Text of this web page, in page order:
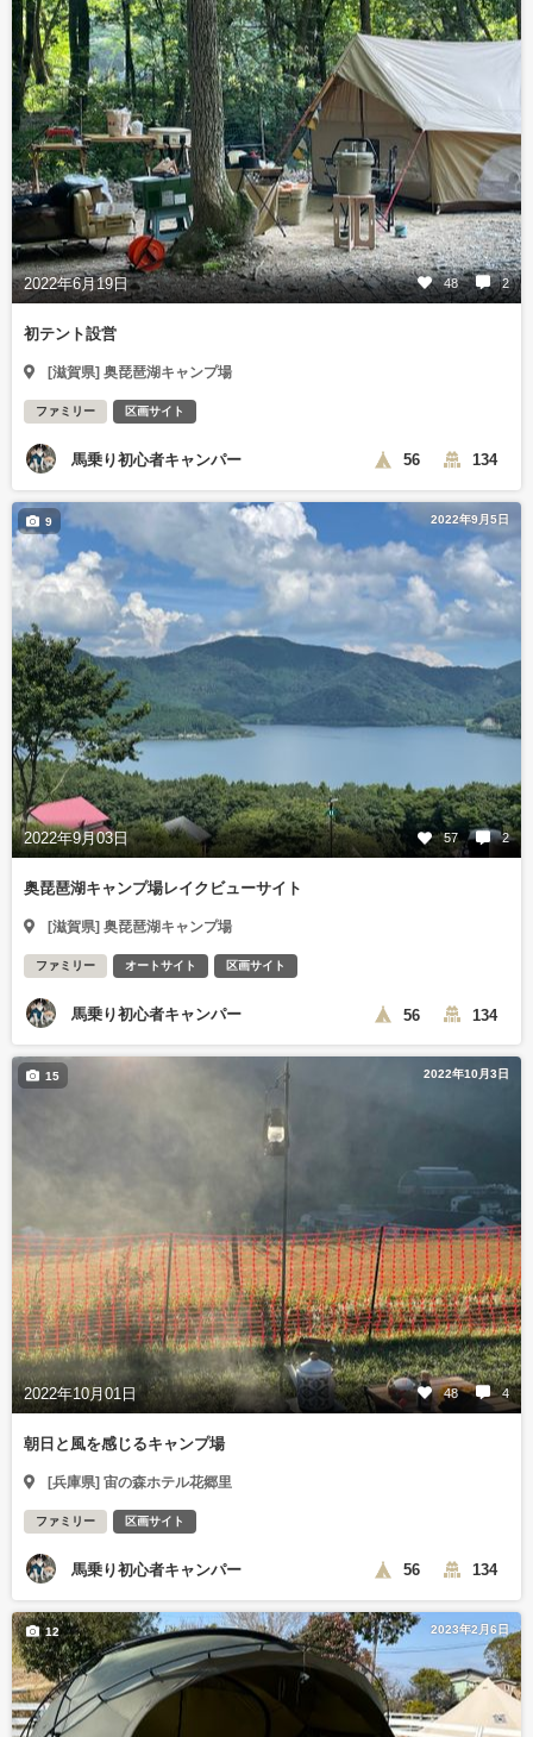
2022年6月19日 48 2
初テント設営
[滋賀県] 奥琵琶湖キャンプ場
ファミリー 区画サイト
馬乗り初心者キャンパー 56 134
2022年9月5日
2022年9月03日 57 2
9
奥琵琶湖キャンプ場レイクビューサイト
[滋賀県] 奥琵琶湖キャンプ場
ファミリー オートサイト 区画サイト
馬乗り初心者キャンパー 56 134
2022年10月3日
2022年10月01日 48 4
15
朝日と風を感じるキャンプ場
[兵庫県] 宙の森ホテル花郷里
ファミリー 区画サイト
馬乗り初心者キャンパー 56 134
2023年2月6日
12